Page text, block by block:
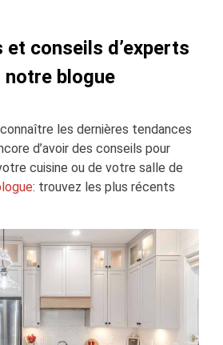
et conseils d’experts
notre blogue
les dernières tendances
d’avoir des conseils pour
cuisine ou de votre salle de
: trouvez les plus récents